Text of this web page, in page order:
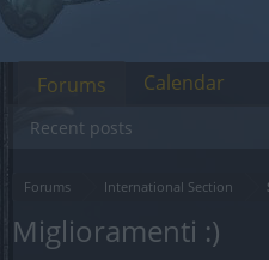
Forums International Section
Miglioramenti :)
Forums
Recent posts
Calendar